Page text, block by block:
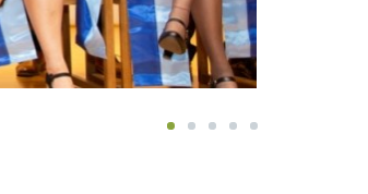
1 2 3 4 5